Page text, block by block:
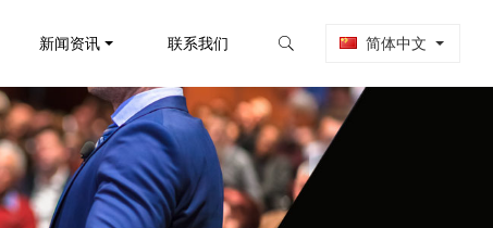
简体中文
新闻资讯 联系我们